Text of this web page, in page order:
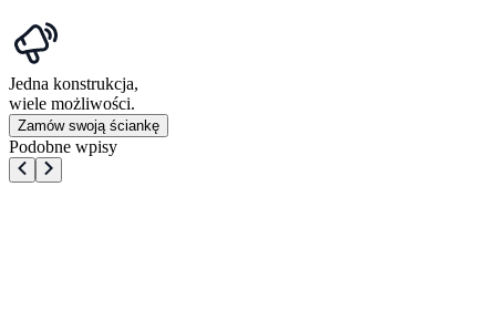
Jedna konstrukcja,
wiele możliwości.
Zamów swoją ściankę
Podobne wpisy